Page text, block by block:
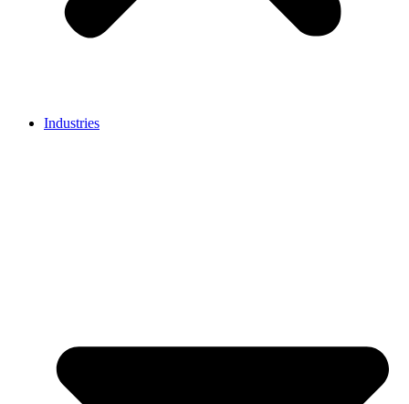
Industries